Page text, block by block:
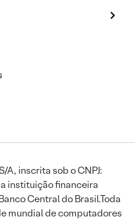
A, inscrita sob o CNPJ:
instituição financeira
Central do Brasil.Toda
mundial de computadores